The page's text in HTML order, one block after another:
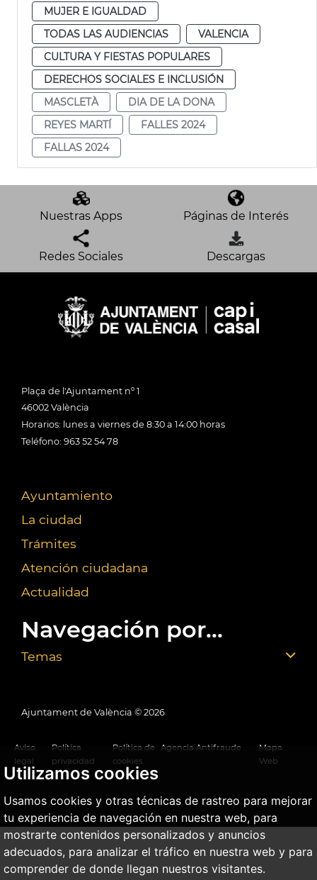
Utilizamos cookies
Usamos cookies y otras técnicas de rastreo para mejorar
tu experiencia de navegación en nuestra web, para
mostrarte contenidos personalizados y anuncios
adecuados, para analizar el tráfico en nuestra web y para
comprender de donde llegan nuestros visitantes.
MUJER E IGUALDAD
TODAS LAS AUDIENCIAS
VALENCIA
CULTURA Y FIESTAS POPULARES
DERECHOS SOCIALES E INCLUSIÓN
MASCLETÀ
DIA DE LA DONA
REYES MARTÍ
FALLES 2024
FALLAS 2024
Nuestras Apps Páginas de Interés
Redes Sociales Descargas
Plaça de l'Ajuntament nº 1
46002 València
Horarios: lunes a viernes de 8:30 a 14:00 horas
Teléfono: 963 52 54 78
Ayuntamiento
La ciudad
Trámites
Atención ciudadana
Actualidad
Navegación por...
Temas
Ajuntament de València © 2026
Aviso
legal
Política
privacidad
Política de
cookies
Agencia Antifraude
Mapa
Web